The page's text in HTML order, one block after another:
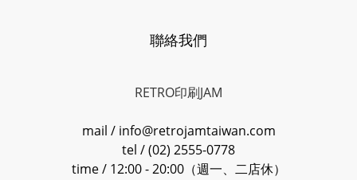
聯絡我們
RETRO印刷JAM
mail / info@retrojamtaiwan.com
tel / (02) 2555-0778
time / 12:00 - 20:00（週一、二店休）